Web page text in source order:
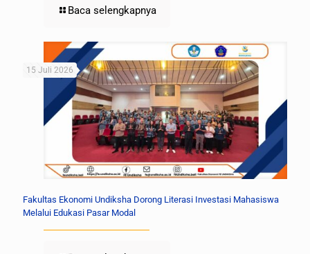
Baca selengkapnya
15 Juli 2026
Fakultas Ekonomi Undiksha Dorong Literasi Investasi Mahasiswa
Melalui Edukasi Pasar Modal